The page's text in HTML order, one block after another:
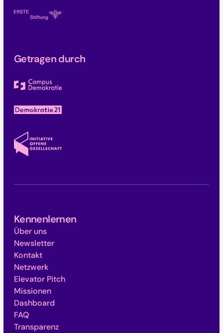
Getragen durch
Kennenlernen
Über uns
Newsletter
Kontakt
Netzwerk
Elevator Pitch
Missionen
Dashboard
FAQ
Transparenz